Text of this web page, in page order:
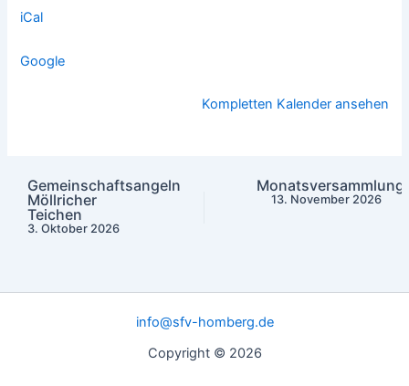
iCal
Google
Kompletten Kalender ansehen
Gemeinschaftsangeln
Möllricher
Teichen
3. Oktober 2026
Monatsversammlung
13. November 2026
info@sfv-homberg.de
Copyright © 2026